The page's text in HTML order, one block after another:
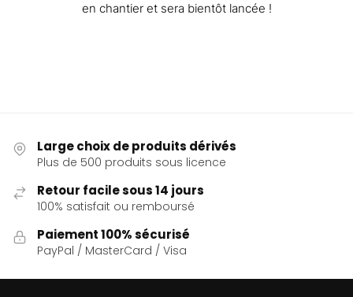
en chantier et sera bientôt lancée !
Large choix de produits dérivés
Plus de 500 produits sous licence
Retour facile sous 14 jours
100% satisfait ou remboursé
Paiement 100% sécurisé
PayPal / MasterCard / Visa